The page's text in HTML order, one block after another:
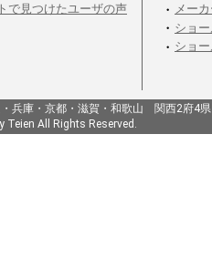
で見つけたユーザの声
メー
ショ
ショ
兵庫・京都・滋賀・和歌山 関西2府4県
Teien All Rights Reserved.